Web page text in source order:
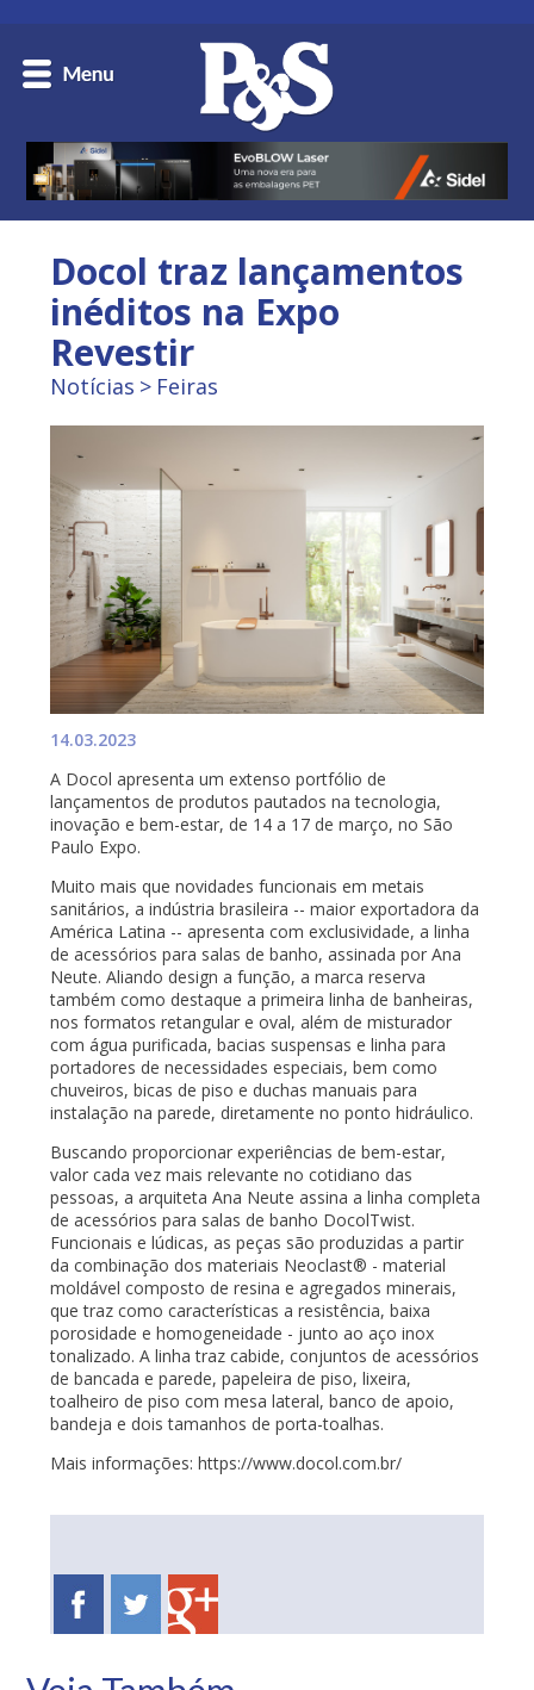
Docol traz lançamentos
inéditos na Expo
Revestir
Notícias Feiras
14.03.2023
A Docol apresenta um extenso portfólio de
lançamentos de produtos pautados na tecnologia,
inovação e bem-estar, de 14 a 17 de março, no São
Paulo Expo.
Muito mais que novidades funcionais em metais
sanitários, a indústria brasileira -- maior exportadora da
América Latina -- apresenta com exclusividade, a linha
de acessórios para salas de banho, assinada por Ana
Neute. Aliando design a função, a marca reserva
também como destaque a primeira linha de banheiras,
nos formatos retangular e oval, além de misturador
com água purificada, bacias suspensas e linha para
portadores de necessidades especiais, bem como
chuveiros, bicas de piso e duchas manuais para
instalação na parede, diretamente no ponto hidráulico.
Buscando proporcionar experiências de bem-estar,
valor cada vez mais relevante no cotidiano das
pessoas, a arquiteta Ana Neute assina a linha completa
de acessórios para salas de banho DocolTwist.
Funcionais e lúdicas, as peças são produzidas a partir
da combinação dos materiais Neoclast® - material
moldável composto de resina e agregados minerais,
que traz como características a resistência, baixa
porosidade e homogeneidade - junto ao aço inox
tonalizado. A linha traz cabide, conjuntos de acessórios
de bancada e parede, papeleira de piso, lixeira,
toalheiro de piso com mesa lateral, banco de apoio,
bandeja e dois tamanhos de porta-toalhas.
Mais informações: https://www.docol.com.br/